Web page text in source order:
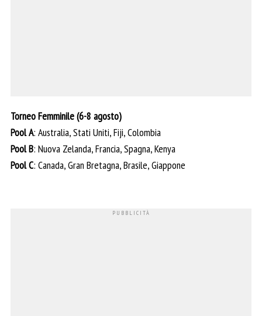
Torneo Femminile (6-8 agosto)
Pool A: Australia, Stati Uniti, Fiji, Colombia
Pool B: Nuova Zelanda, Francia, Spagna, Kenya
Pool C: Canada, Gran Bretagna, Brasile, Giappone